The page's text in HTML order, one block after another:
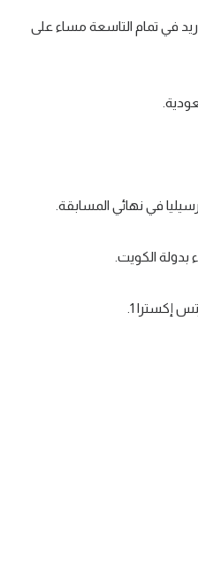
في تمام التاسعة مساء على
في نهائي المسابقة.
بدولة الكويت.
إكسترا 1